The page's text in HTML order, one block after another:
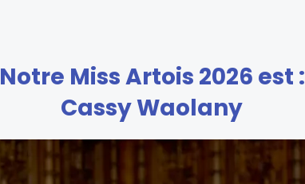
Notre Miss Artois 2026 est :
Cassy Waolany